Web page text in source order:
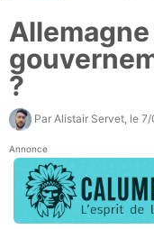
?
Par Alistair Servet , le 7/
Annonce